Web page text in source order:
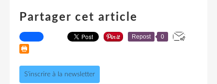
Partager cet article
Repost 0
S'inscrire à la newsletter